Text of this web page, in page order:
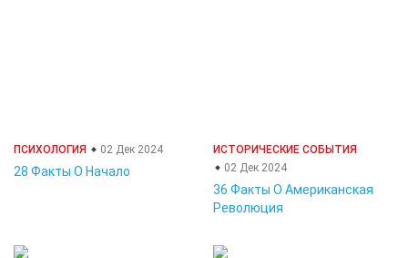
ПСИХОЛОГИЯ 02 Дек 2024
28 Факты О Начало
ИСТОРИЧЕСКИЕ СОБЫТИЯ
02 Дек 2024
36 Факты О Американская
Революция